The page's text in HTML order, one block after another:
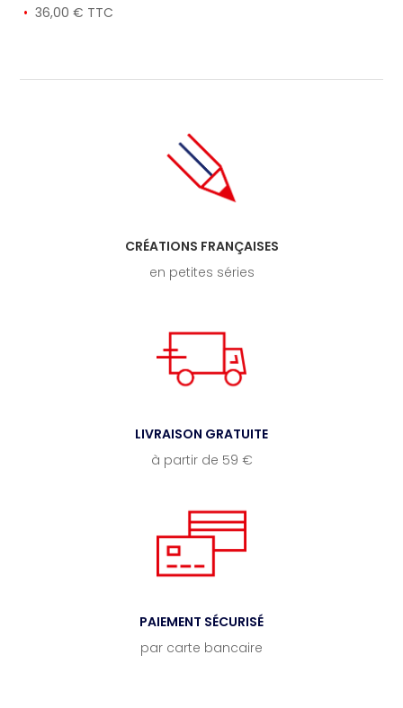
36,00 € TTC
CRÉATIONS FRANÇAISES
en petites séries
LIVRAISON GRATUITE
à partir de 59 €
PAIEMENT SÉCURISÉ
par carte bancaire